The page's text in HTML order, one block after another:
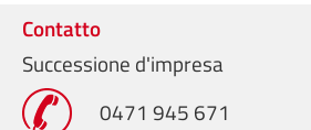
Contatto
Successione d'impresa
0471 945 671